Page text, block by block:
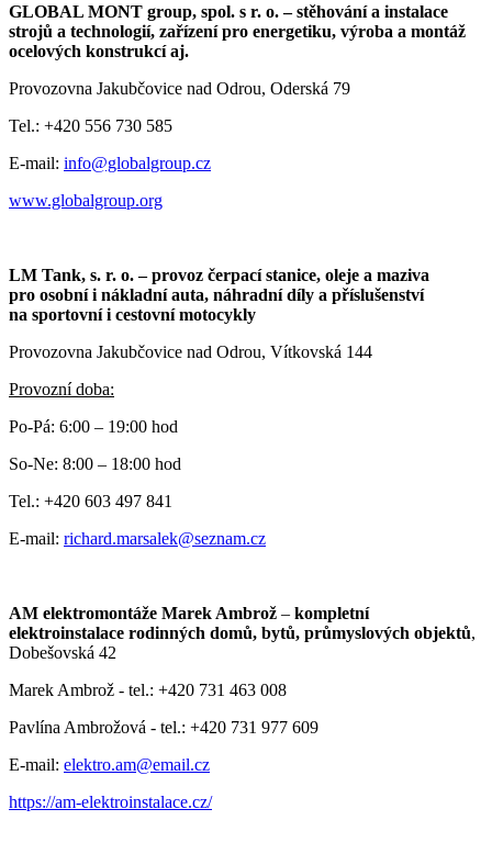
GLOBAL MONT group, spol. s r. o. – stěhování a instalace
strojů a technologií, zařízení pro energetiku, výroba a montáž
ocelových konstrukcí aj.
Provozovna Jakubčovice nad Odrou, Oderská 79
Tel.: +420 556 730 585
E-mail: info@globalgroup.cz
www.globalgroup.org
LM Tank, s. r. o. – provoz čerpací stanice, oleje a maziva
pro osobní i nákladní auta, náhradní díly a příslušenství
na sportovní i cestovní motocykly
Provozovna Jakubčovice nad Odrou, Vítkovská 144
Provozní doba:
Po-Pá: 6:00 – 19:00 hod
So-Ne: 8:00 – 18:00 hod
Tel.: +420 603 497 841
E-mail: richard.marsalek@seznam.cz
AM elektromontáže Marek Ambrož – kompletní
elektroinstalace rodinných domů, bytů, průmyslových objektů,
Dobešovská 42
Marek Ambrož - tel.: +420 731 463 008
Pavlína Ambrožová - tel.: +420 731 977 609
E-mail: elektro.am@email.cz
https://am-elektroinstalace.cz/